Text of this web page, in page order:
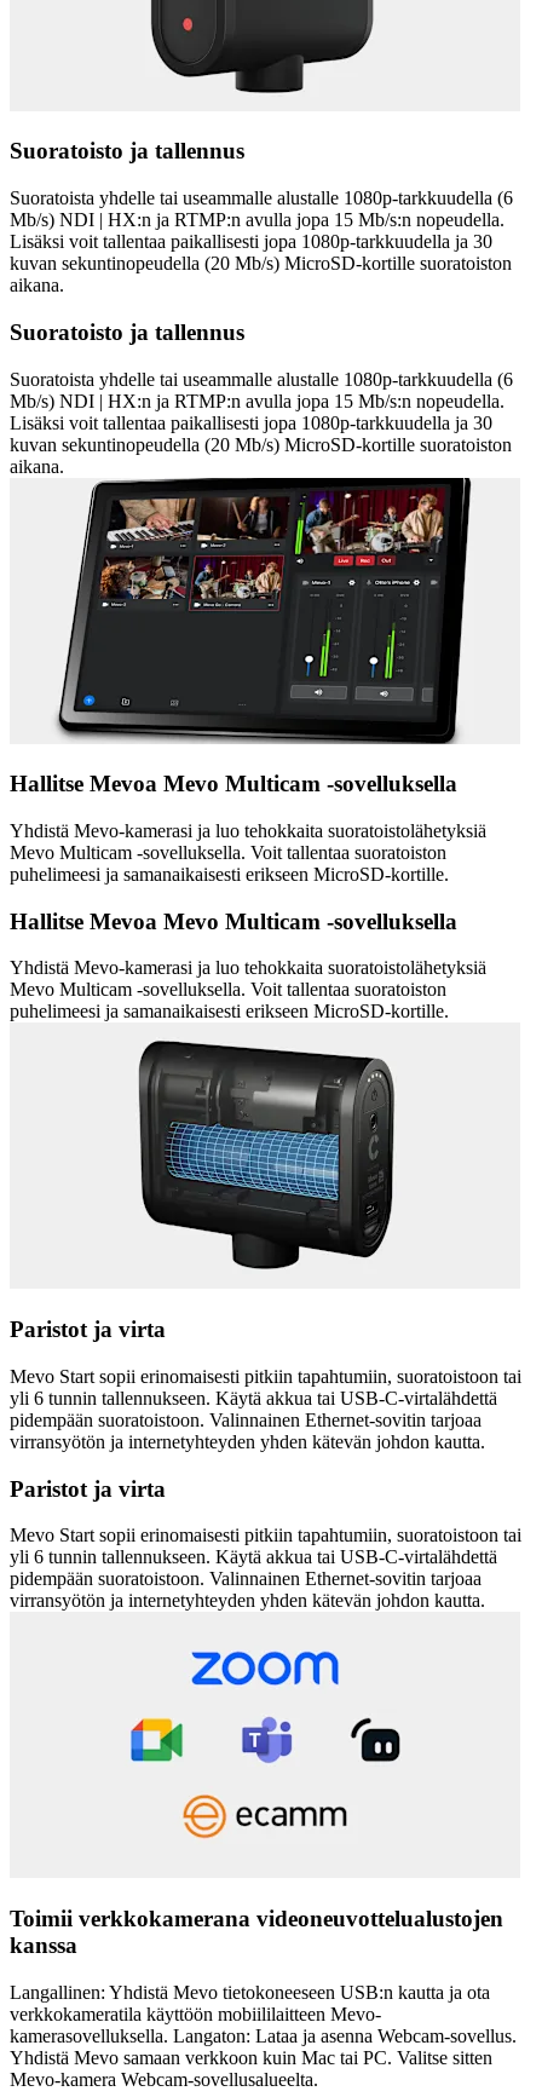
Suoratoisto ja tallennus
Suoratoista yhdelle tai useammalle alustalle 1080p-tarkkuudella (6
Mb/s) NDI | HX:n ja RTMP:n avulla jopa 15 Mb/s:n nopeudella.
Lisäksi voit tallentaa paikallisesti jopa 1080p-tarkkuudella ja 30
kuvan sekuntinopeudella (20 Mb/s) MicroSD-kortille suoratoiston
aikana.
Suoratoisto ja tallennus
Suoratoista yhdelle tai useammalle alustalle 1080p-tarkkuudella (6
Mb/s) NDI | HX:n ja RTMP:n avulla jopa 15 Mb/s:n nopeudella.
Lisäksi voit tallentaa paikallisesti jopa 1080p-tarkkuudella ja 30
kuvan sekuntinopeudella (20 Mb/s) MicroSD-kortille suoratoiston
aikana.
Hallitse Mevoa Mevo Multicam -sovelluksella
Yhdistä Mevo-kamerasi ja luo tehokkaita suoratoistolähetyksiä
Mevo Multicam -sovelluksella. Voit tallentaa suoratoiston
puhelimeesi ja samanaikaisesti erikseen MicroSD-kortille.
Hallitse Mevoa Mevo Multicam -sovelluksella
Yhdistä Mevo-kamerasi ja luo tehokkaita suoratoistolähetyksiä
Mevo Multicam -sovelluksella. Voit tallentaa suoratoiston
puhelimeesi ja samanaikaisesti erikseen MicroSD-kortille.
Paristot ja virta
Mevo Start sopii erinomaisesti pitkiin tapahtumiin, suoratoistoon tai
yli 6 tunnin tallennukseen. Käytä akkua tai USB-C-virtalähdettä
pidempään suoratoistoon. Valinnainen Ethernet-sovitin tarjoaa
virransyötön ja internetyhteyden yhden kätevän johdon kautta.
Paristot ja virta
Mevo Start sopii erinomaisesti pitkiin tapahtumiin, suoratoistoon tai
yli 6 tunnin tallennukseen. Käytä akkua tai USB-C-virtalähdettä
pidempään suoratoistoon. Valinnainen Ethernet-sovitin tarjoaa
virransyötön ja internetyhteyden yhden kätevän johdon kautta.
Toimii verkkokamerana videoneuvottelualustojen
kanssa
Langallinen: Yhdistä Mevo tietokoneeseen USB:n kautta ja ota
verkkokameratila käyttöön mobiililaitteen Mevo-
kamerasovelluksella. Langaton: Lataa ja asenna Webcam-sovellus.
Yhdistä Mevo samaan verkkoon kuin Mac tai PC. Valitse sitten
Mevo-kamera Webcam-sovellusalueelta.